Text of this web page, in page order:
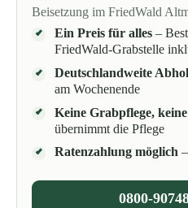
Beisetzung im FriedWald
Ein Preis für alles–
FriedWald-Grabstelle
Deutschlandweite
am Wochenende
Keine Grabpflege,
übernimmt die Pflege
Ratenzahlung möglich
0800-